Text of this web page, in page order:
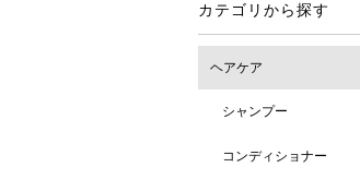
カテゴリから探す
ヘアケア
シャンプー
コンディショナー